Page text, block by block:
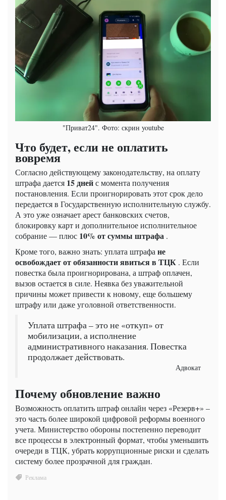
"Приват24". Фото: скрин youtube
Что будет, если не оплатить
вовремя
Согласно действующему законодательству, на оплату
штрафа дается 15 днейс момента получения
постановления. Если проигнорировать этот срок дело
передается в Государственную исполнительную службу.
А это уже означает арест банковских счетов,
блокировку карт и дополнительное исполнительное
собрание — плюс 10% от суммы штрафа .
Кроме того, важно знать: уплата штрафа не
освобождает от обязанности явиться в ТЦК . Если
повестка была проигнорирована, а штраф оплачен,
вызов остается в силе. Неявка без уважительной
причины может привести к новому, еще большему
штрафу или даже уголовной ответственности.
Уплата штрафа – это не «откуп» от
мобилизации, а исполнение
административного наказания. Повестка
продолжает действовать.
Адвокат
Почему обновление важно
Возможность оплатить штраф онлайн через «Резерв+» –
это часть более широкой цифровой реформы военного
учета. Министерство обороны постепенно переводит
все процессы в электронный формат, чтобы уменьшить
очереди в ТЦК, убрать коррупционные риски и сделать
систему более прозрачной для граждан.